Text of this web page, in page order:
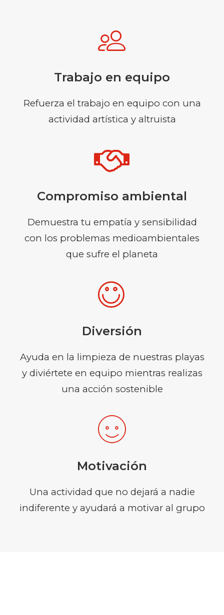
Trabajo en equipo
Refuerza el trabajo en equipo con una
actividad artística y altruista
Compromiso ambiental
Demuestra tu empatía y sensibilidad
con los problemas medioambientales
que sufre el planeta
Diversión
Ayuda en la limpieza de nuestras playas
y diviértete en equipo mientras realizas
una acción sostenible
Motivación
Una actividad que no dejará a nadie
indiferente y ayudará a motivar al grupo